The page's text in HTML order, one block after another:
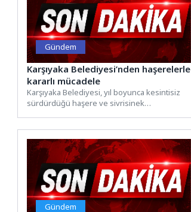
Gündem
Karşıyaka Belediyesi’nden haşerelerle
kararlı mücadele
Karşıyaka Belediyesi, yıl boyunca kesintisiz
sürdürdüğü haşere ve sivrisinek
Gündem